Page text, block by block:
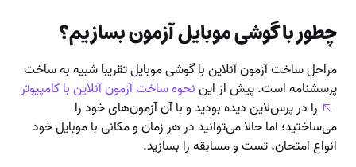
چطور با گوشی موبایل آزمون بسازیم؟
مراحل ساخت آزمون آنلاین با گوشی موبایل تقریبا شبیه به ساخت
پرسشنامه است. پیش از ایننحوه ساخت آزمون آنلاین با کامپیوتر
را در پرس‌لاین دیده بودید و با آن آزمون‌های خود را
می‌ساختید؛ اما حالا می‌توانید در هر زمان و مکانی با موبایل خود
انواع امتحان، تست و مسابقه را بسازید.